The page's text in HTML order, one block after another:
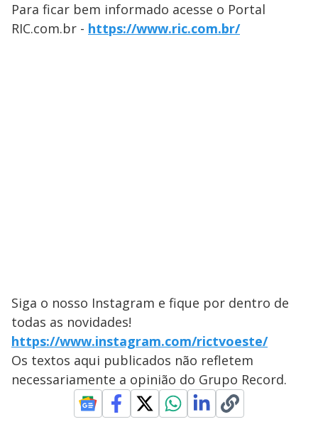
Para ficar bem informado acesse o Portal
RIC.com.br - https://www.ric.com.br/
Siga o nosso Instagram e fique por dentro de
todas as novidades!
https://www.instagram.com/rictvoeste/
Os textos aqui publicados não refletem
necessariamente a opinião do Grupo Record.